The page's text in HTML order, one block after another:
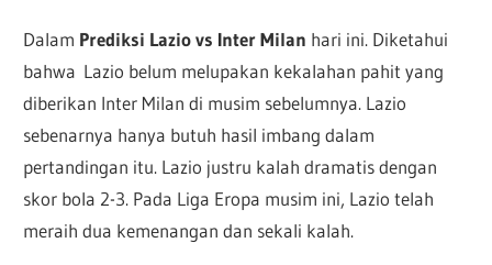
Dalam Prediksi Lazio vs Inter Milan hari ini. Diketahui
bahwa Lazio belum melupakan kekalahan pahit yang
diberikan Inter Milan di musim sebelumnya. Lazio
sebenarnya hanya butuh hasil imbang dalam
pertandingan itu. Lazio justru kalah dramatis dengan
skor bola 2-3. Pada Liga Eropa musim ini, Lazio telah
meraih dua kemenangan dan sekali kalah.